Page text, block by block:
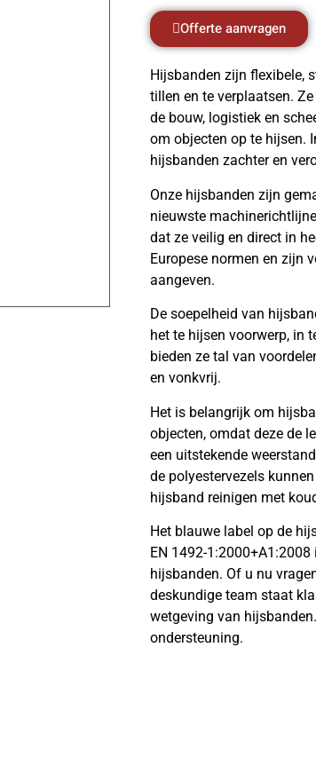
Offerte aanvragen
Hijsbanden zijn flexibele,
tillen en te verplaatsen.
de bouw, logistiek en
om objecten op te hijsen.
hijsbanden zachter en
Onze hijsbanden zijn
nieuwste
dat ze veilig en direct in
Europese normen en zijn
aangeven.
De soepelheid van
het te hijsen voorwerp, in
bieden ze tal van
en vonkvrij.
Het is belangrijk om
objecten, omdat deze de
een uitstekende
de polyestervezels
hijsband reinigen met
Het blauwe label op de
EN 1492-
hijsbanden. Of u nu
deskundige team staat
wetgeving van
ondersteuning.